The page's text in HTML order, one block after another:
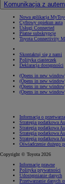
Komunikacja z autem
Nowa aplikacja
Cyfrowy opiekun auta
Usługi Connected
Płatne subskrypcje
Toyota Connectivity
Skontaktuj się z nami
Polityka ciasteczek
Deklaracja dostępności
(Opens in new
(Opens in new
(Opens in new
(Opens in new
Informacja o
Strategia podatkowa
Strategia podatkowa
Strategia podatkowa
Strategia podatkowa
Oświadczenie dużego
Copyright © Toyota 2026
Informacje prawne
Polityka prywatności
Udostępnianie danych
Przetwarzanie danych